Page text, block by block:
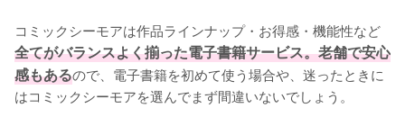
コミックシーモアは作品ラインナップ・お得感・機能性など
全てがバランスよく揃った電子書籍サービス。老舗で安心
感もあるので、電子書籍を初めて使う場合や、迷ったときに
はコミックシーモアを選んでまず間違いないでしょう。